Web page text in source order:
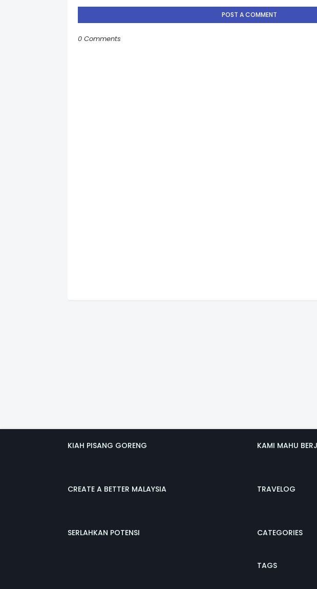
POST A COMMENT
0 Comments
KIAH PISANG GORENG
CREATE A BETTER MALAYSIA
SERLAHKAN POTENSI
KAMI MAHU
TRAVELOG
CATEGORIES
TAGS